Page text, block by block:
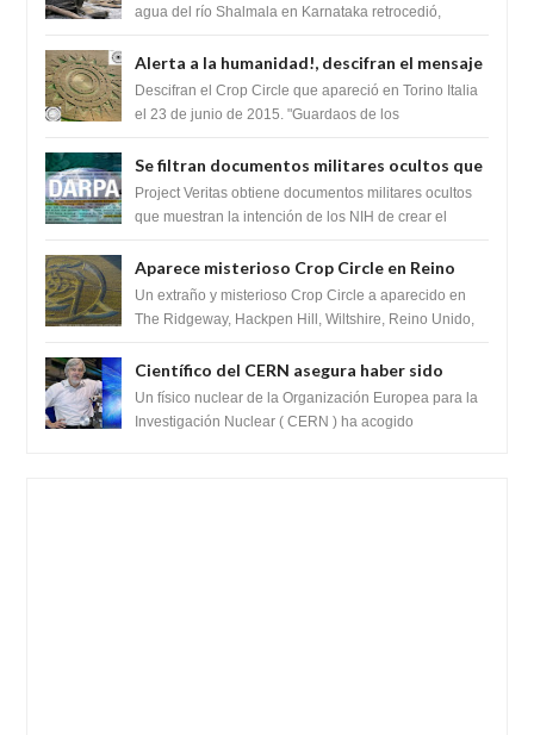
Lingas
agua del río Shalmala en Karnataka retrocedió,
Alerta a la humanidad!, descifran el mensaje
del Crop Circle de Torino ,Italia
Descifran el Crop Circle que apareció en Torino Italia
el 23 de junio de 2015. "Guardaos de los
Se filtran documentos militares ocultos que
muestran la intención de los NIH de crear el
SARS-CoV-2, utilizando la investigación de
Project Veritas obtiene documentos militares ocultos
que muestran la intención de los NIH de crear el
Aparece misterioso Crop Circle en Reino
Unido 23 de junio 2016
Un extraño y misterioso Crop Circle a aparecido en
The Ridgeway, Hackpen Hill, Wiltshire, Reino Unido,
Científico del CERN asegura haber sido
ayudado por seres de luz durante una
prueba del Colisionador de Hadrones
Un físico nuclear de la Organización Europea para la
Investigación Nuclear ( CERN ) ha acogido